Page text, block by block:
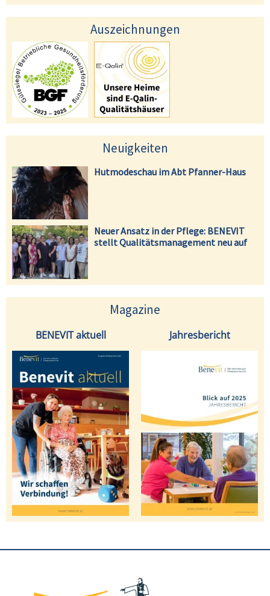
Auszeichnungen
Neuigkeiten
Hutmodeschau im Abt Pfanner-Haus
Neuer Ansatz in der Pflege: BENEVIT
stellt Qualitätsmanagement neu auf
Magazine
BENEVIT aktuell Jahresbericht